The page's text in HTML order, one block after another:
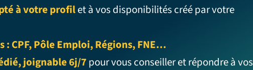
à votre profilet à vos disponibilités créé par votre
: CPF, Pôle Emploi, Régions, FNE…
joignable 6j/7pour vous conseiller et répondre à vos